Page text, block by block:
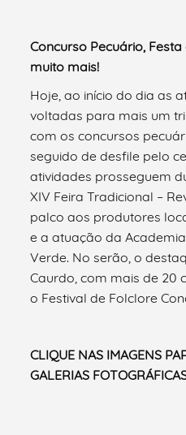
Concurso Pecuário,
muito mais!
Hoje, ao início do dia as
voltadas para mais um
com os concursos
seguido de desfile pelo
atividades prosseguem
XIV Feira Tradicional –
palco aos produtores
e a atuação da
Verde. No serão, o
Caurdo, com mais de 20
o Festival de Folclore
CLIQUE NAS IMAGENS
GALERIAS